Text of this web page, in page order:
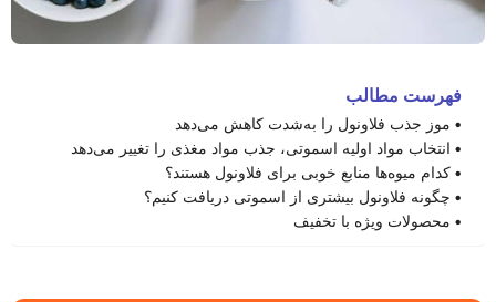
فهرست مطالب
موز جذب فلاونول را به‌شدت کاهش می‌دهد
انتخاب مواد اولیه اسموتی، جذب مواد مغذی را تغییر می‌دهد
کدام میوه‌ها منابع خوبی برای فلاونول هستند؟
چگونه فلاونول بیشتری از اسموتی دریافت کنیم؟
محصولات ویژه با تخفیف